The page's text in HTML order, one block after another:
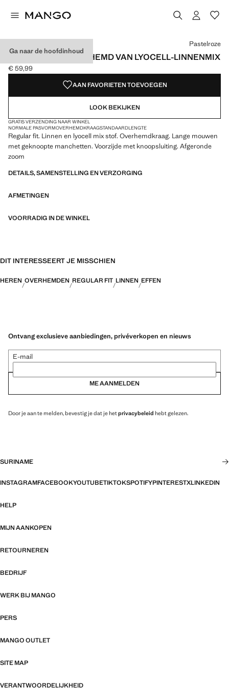
Ga naar de hoofdinhoud
REGULAR FIT OVERHEMD VAN LYOCELL-LINNENMIX
Huidige prijs [€ 59,99 ]
€ 59,99
Kies een kleur
Kleur Donkermarine
Kleur ZandKleur Pastelroze geselecteerd
Pastelroze
AAN FAVORIETEN TOEVOEGEN
LOOK BEKIJKEN
GRATIS VERZENDING NAAR WINKEL
NORMALE PASVORMOVERHEMDKRAAGSTANDAARDLENGTE
Regular fit. Linnen en lyocell mix stof. Overhemdkraag. Lange mouwen
met geknoopte manchetten. Voorzijde met knoopsluiting. Afgeronde
zoom
DETAILS, SAMENSTELLING EN VERZORGING
AFMETINGEN
VOORRADIG IN DE WINKEL
DIT INTERESSEERT JE MISSCHIEN
HEREN OVERHEMDEN REGULAR FIT LINNEN EFFEN
Ontvang exclusieve aanbiedingen, privéverkopen en nieuws
E-mail
ME AANMELDEN
Door je aan te melden, bevestig je dat je hetprivacybeleid hebt gelezen.
SURINAME
INSTAGRAMFACEBOOKYOUTUBETIKTOKSPOTIFYPINTERESTXLINKEDIN
HELP
MIJN AANKOPEN
RETOURNEREN
BEDRIJF
WERK BIJ MANGO
PERS
MANGO OUTLET
SITE MAP
VERANTWOORDELIJKHEID